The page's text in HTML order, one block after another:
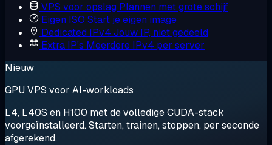
VPS voor opslag Plannen met grote schijf
Eigen ISO Start je eigen image
Dedicated IPv4 Jouw IP, niet gedeeld
Extra IP's Meerdere IPv4 per server
Nieuw
GPU VPS voor AI-workloads
L4, L40S en H100 met de volledige CUDA-stack
voorgeïnstalleerd. Starten, trainen, stoppen, per seconde
afgerekend.